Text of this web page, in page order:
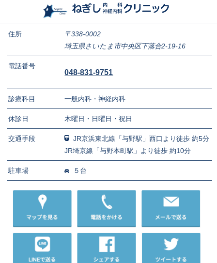
住所
〒338-0002
埼玉県さいたま市中央区下落合2-19-16
電話番号
048-831-9751
診療科目 一般内科・神経内科
休診日 木曜日・日曜日・祝日
交通手段
JR京浜東北線「与野駅」西口より徒歩 約5分
JR埼京線「与野本町駅」より徒歩 約10分
駐車場 ５台